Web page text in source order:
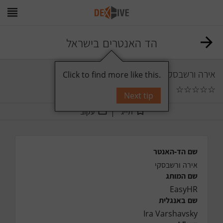
הד האנטרים בישראל
אירה ורשבסקי
☆
☆
☆
☆
☆
0 תגובות
תייג עקוב
שם הד-האנטר
אירה ורשבסקי
שם המותג
EasyHR
שם באנגלית
Ira Varshavsky
Click to find more like this.
Next tip